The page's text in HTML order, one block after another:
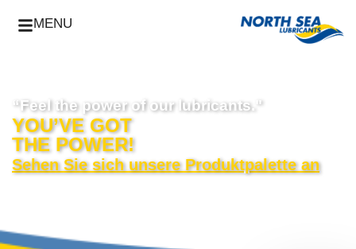
MENU
“Feel the power of our lubricants."
YOU’VE GOT
THE POWER!
Sehen Sie sich unsere Produktpalette an